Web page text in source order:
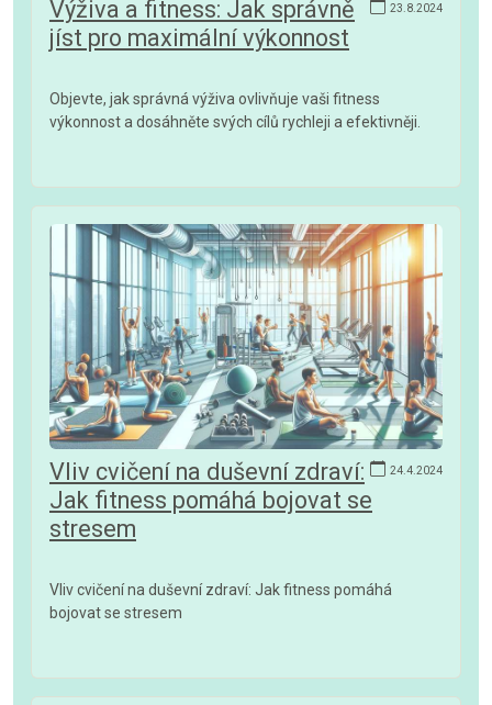
23.8.2024
Výživa a fitness: Jak správně
jíst pro maximální výkonnost
Objevte, jak správná výživa ovlivňuje vaši fitness
výkonnost a dosáhněte svých cílů rychleji a efektivněji.
24.4.2024
Vliv cvičení na duševní zdraví:
Jak fitness pomáhá bojovat se
stresem
Vliv cvičení na duševní zdraví: Jak fitness pomáhá
bojovat se stresem